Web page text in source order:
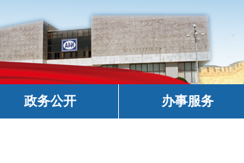
政务公开 办事服务